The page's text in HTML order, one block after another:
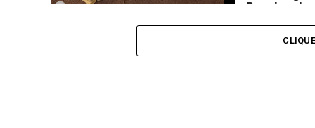
Operação integrada apreende mais de
Pesquisas